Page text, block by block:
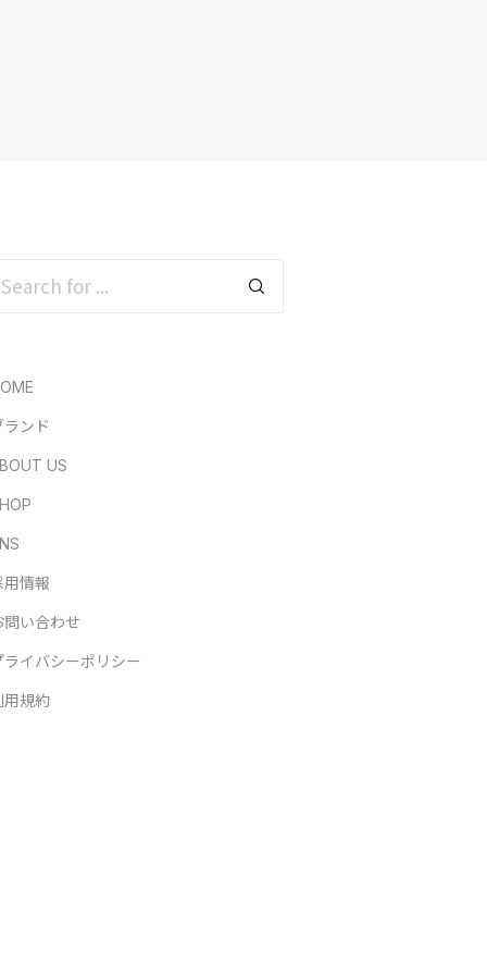
ランド
US
用情報
問い合わせ
ライバシーポリシー
用規約